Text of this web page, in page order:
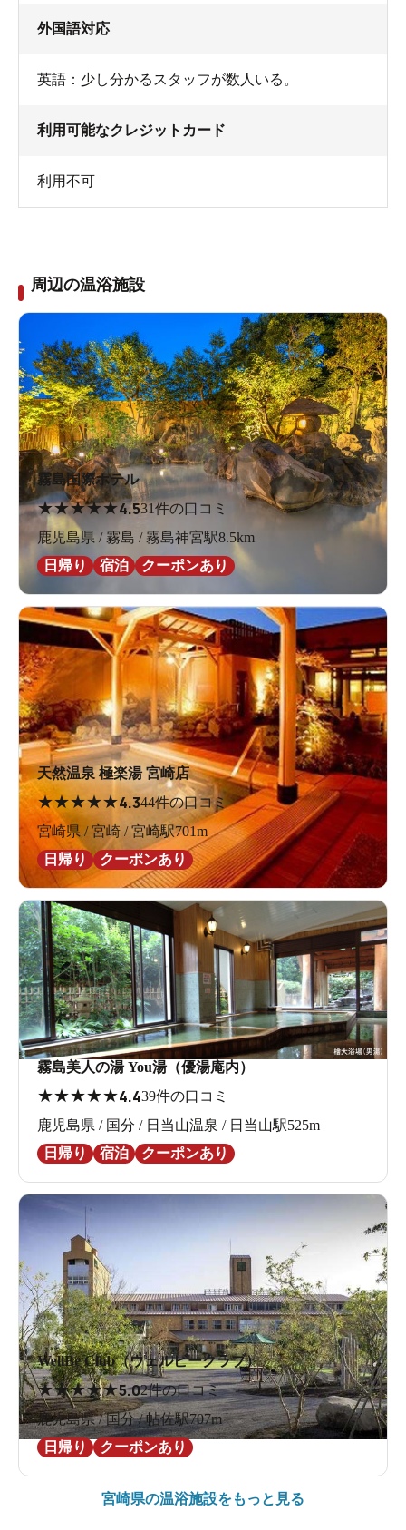
外国語対応
英語：少し分かるスタッフが数人いる。
利用可能なクレジットカード
利用不可
周辺の温浴施設
霧島国際ホテル
★★★★★4.531件の口コミ
鹿児島県 / 霧島 / 霧島神宮駅8.5km
日帰り
宿泊 クーポンあり
天然温泉 極楽湯 宮崎店
★★★★★4.344件の口コミ
宮崎県 / 宮崎 / 宮崎駅701m
日帰り
クーポンあり
霧島美人の湯 You湯（優湯庵内）
★★★★★4.439件の口コミ
鹿児島県 / 国分 / 日当山温泉 / 日当山駅525m
日帰り
宿泊 クーポンあり
WellBe Club（ウェルビークラブ）
★★★★★5.02件の口コミ
鹿児島県 / 国分 / 帖佐駅707m
日帰り
クーポンあり
宮崎県の温浴施設をもっと見る